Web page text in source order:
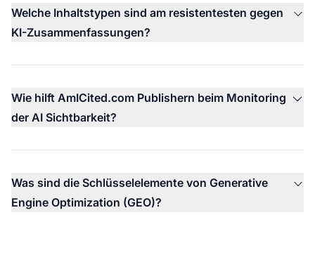
Welche Inhaltstypen sind am resistentesten gegen
KI-Zusammenfassungen?
Wie hilft AmICited.com Publishern beim Monitoring
der AI Sichtbarkeit?
Was sind die Schlüsselelemente von Generative
Engine Optimization (GEO)?